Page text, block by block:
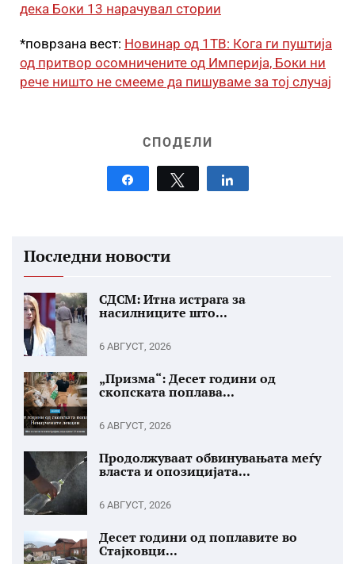
дека Боки 13 нарачувал стории
*поврзана вест: Новинар од 1ТВ: Кога ги пуштија
од притвор осомничените од Империја, Боки ни
рече ништо не смееме да пишуваме за тој случај
СПОДЕЛИ
Tweet
Последни новости
СДСМ: Итна истрага за
насилниците што...
6 АВГУСТ, 2026
„Призма“: Десет години од
скопската поплава...
6 АВГУСТ, 2026
Продолжуваат обвинувањата меѓу
власта и опозицијата...
6 АВГУСТ, 2026
Десет години од поплавите во
Стајковци...